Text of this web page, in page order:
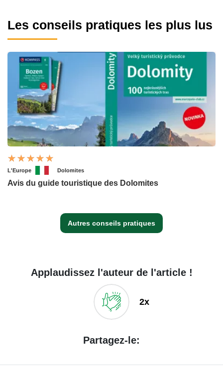
Les conseils pratiques les plus lus
L'Europe Dolomites
Avis du guide touristique des Dolomites
Autres conseils pratiques
Applaudissez l'auteur de l'article !
2x
Partagez-le: